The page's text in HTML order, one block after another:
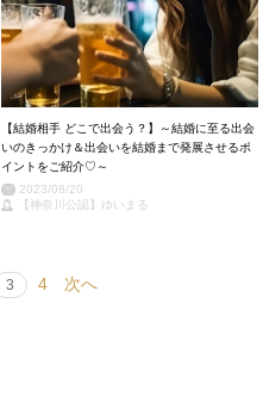
【結婚相手 どこで出会う？】～結婚に至る出会
いのきっかけ＆出会いを結婚まで発展させるポ
イントをご紹介♡～
2023/08/20
【神奈川公認】ゆいまる
3 4 次へ